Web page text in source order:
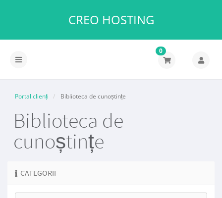
CREO HOSTING
0
Portal clienți Biblioteca de cunoștințe
Biblioteca de
cunoștințe
CATEGORII